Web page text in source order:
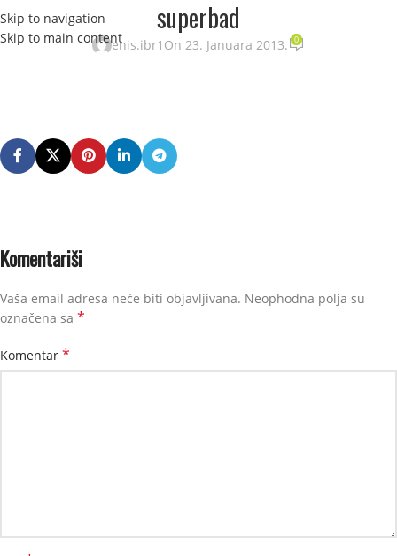
Skip to navigation
Skip to main content
superbad
enis.ibr1 On 23. Januara 2013. 0
Komentariši
Vaša email adresa neće biti objavljivana. Neophodna polja su
označena sa *
Komentar *